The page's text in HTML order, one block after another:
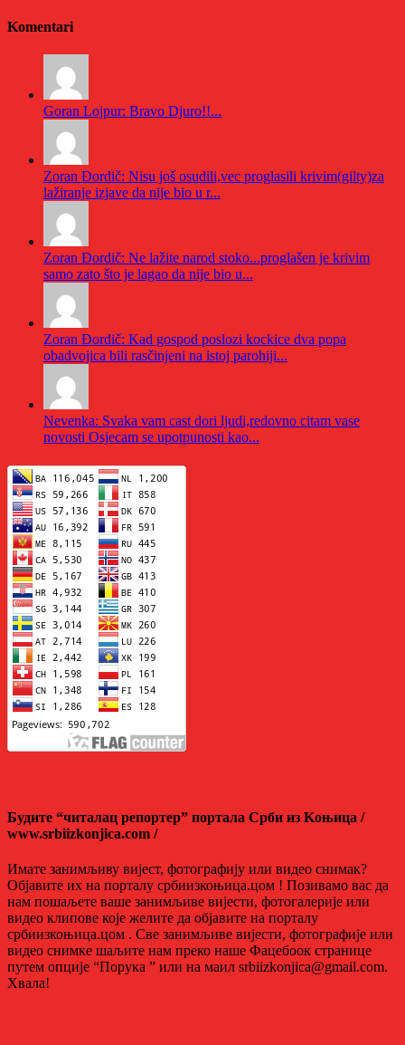
Komentari
Goran Lojpur: Bravo Djuro!!...
Zoran Đordič: Nisu još osudili,vec proglasili krivim(gilty)za
lažiranje izjave da nije bio u r...
Zoran Đordič: Ne lažite narod stoko...proglašen je krivim
samo zato što je lagao da nije bio u...
Zoran Đordič: Kad gospod poslozi kockice dva popa
obadvojica bili rasčinjeni na istoj parohiji...
Nevenka: Svaka vam cast dori ljudi,redovno citam vase
novosti Osjecam se upotpunosti kao...
Будите “читалац репортер” портала Срби из Kоњица /
www.srbiizkonjica.com /
Имате занимљиву вијест, фотографију или видео снимак?
Објавите их на порталу србиизкоњица.цом ! Позивамо вас да
нам пошаљете ваше занимљиве вијести, фотогалерије или
видео клипове које желите да објавите на порталу
србиизкоњица.цом . Све занимљиве вијести, фотографије или
видео снимке шаљите нам преко наше Фацебоок странице
путем опције “Порука ” или на маил srbiizkonjica@gmail.com.
Хвала!